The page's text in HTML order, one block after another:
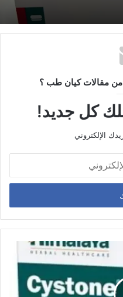
من مقالات كيان طب ؟
كل جديد!
الإلكتروني